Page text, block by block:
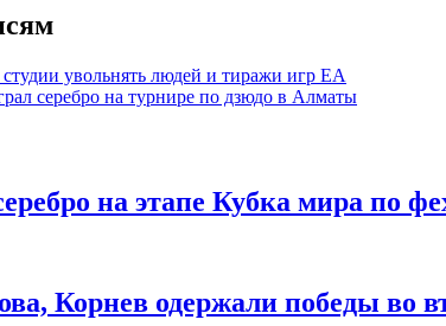
студии увольнять людей и тиражи игр ЕА
серебро на турнире по дзюдо в Алматы
на этапе Кубка мира по
Корнев одержали победы во